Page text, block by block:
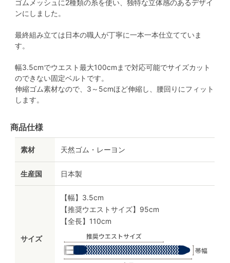
ゴムメッシュに2種類の糸を使い、独特な立体感のあるデザイ
ンにしました。
最終組み立ては日本の職人が丁寧に一本一本仕立てていま
す。
幅3.5cmでウエスト最大100cmまで対応可能でサイズカット
のできない固定ベルトです。
伸縮ゴム素材なので、3～5cmほど伸縮し、腰回りにフィット
します。
商品仕様
素材 天然ゴム・レーヨン
生産国 日本製
サイズ
【幅】3.5cm
【推奨ウエストサイズ】95cm
【全長】110cm